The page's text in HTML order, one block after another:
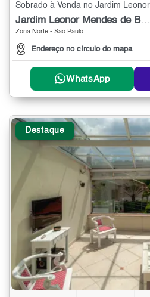
Jardim Leonor Mendes de Barros
Zona Norte - São Paulo
Endereço no círculo do mapa
WhatsApp
Destaque